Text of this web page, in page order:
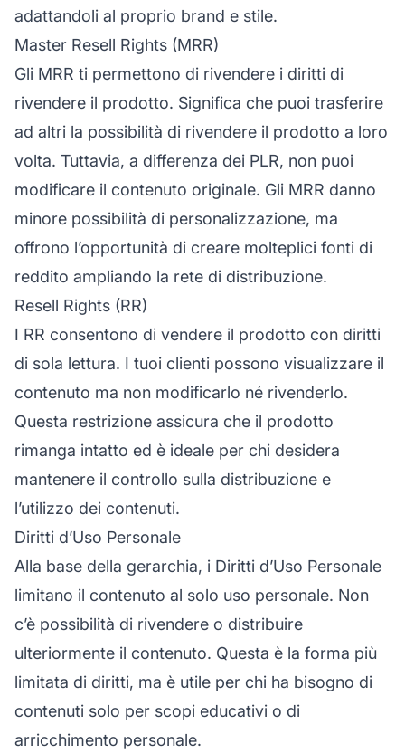
adattandoli al proprio brand e stile.
Master Resell Rights (MRR)
Gli MRR ti permettono di rivendere i diritti di
rivendere il prodotto. Significa che puoi trasferire
ad altri la possibilità di rivendere il prodotto a loro
volta. Tuttavia, a differenza dei PLR, non puoi
modificare il contenuto originale. Gli MRR danno
minore possibilità di personalizzazione, ma
offrono l’opportunità di creare molteplici fonti di
reddito ampliando la rete di distribuzione.
Resell Rights (RR)
I RR consentono di vendere il prodotto con diritti
di sola lettura. I tuoi clienti possono visualizzare il
contenuto ma non modificarlo né rivenderlo.
Questa restrizione assicura che il prodotto
rimanga intatto ed è ideale per chi desidera
mantenere il controllo sulla distribuzione e
l’utilizzo dei contenuti.
Diritti d’Uso Personale
Alla base della gerarchia, i Diritti d’Uso Personale
limitano il contenuto al solo uso personale. Non
c’è possibilità di rivendere o distribuire
ulteriormente il contenuto. Questa è la forma più
limitata di diritti, ma è utile per chi ha bisogno di
contenuti solo per scopi educativi o di
arricchimento personale.